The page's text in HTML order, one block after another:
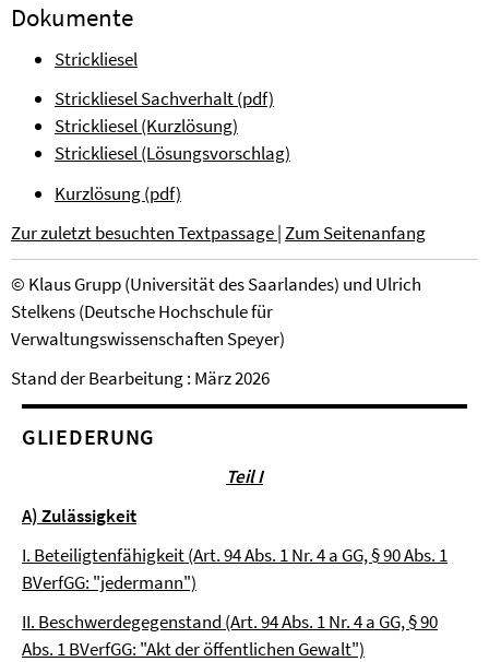
Dokumente
Strickliesel
Strickliesel Sachverhalt (pdf)
Strickliesel (Kurzlösung)
Strickliesel (Lösungsvorschlag)
Kurzlösung (pdf)
Zur zuletzt besuchten Textpassage|Zum Seitenanfang
© Klaus Grupp (Universität des Saarlandes) und Ulrich
Stelkens (Deutsche Hochschule für
Verwaltungswissenschaften Speyer)
Stand der Bearbeitung : März 2026
GLIEDERUNG
Teil I
A) Zulässigkeit
I. Beteiligtenfähigkeit (Art. 94 Abs. 1 Nr. 4 a GG, § 90 Abs. 1
BVerfGG: "jedermann")
II. Beschwerdegegenstand (Art. 94 Abs. 1 Nr. 4 a GG, § 90
Abs. 1 BVerfGG: "Akt der öffentlichen Gewalt")